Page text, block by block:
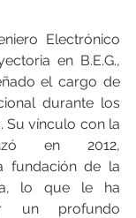
Electrónico
en B.E.G.,
el cargo de
durante los
Su vínculo con la
en 2012,
fundación de la
lo que le ha
un profundo